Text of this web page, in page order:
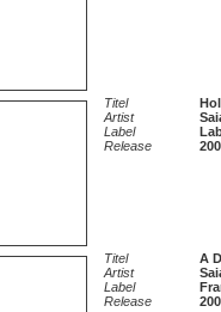
Titel
Artist
Label
Release
Titel
A
Artist
Label
Release